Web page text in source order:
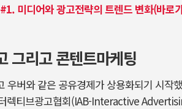
미디어와 광고전략의 트렌드 변화(바로
그리고 콘텐트마케팅
우버와 같은 공유경제가 상용화되기 시작
렉티브광고협회(IAB-Interactive